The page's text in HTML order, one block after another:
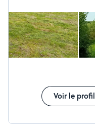
pas à me contacter
Voir le profil